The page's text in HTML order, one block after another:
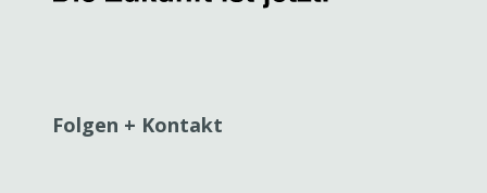
Folgen + Kontakt